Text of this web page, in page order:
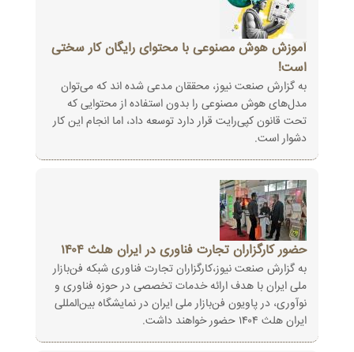
آموزش هوش مصنوعی با محتوای رایگان کار سختی
است!
به گزارش صنعت نیوز، محققان مدعی شده اند که می‌توان
مدل‌های هوش مصنوعی را بدون استفاده از محتوایی که
تحت قانون کپی‌رایت قرار دارد توسعه داد، اما انجام این کار
دشوار است.
حضور کارگزاران تجارت فناوری در ایران هلث ۱۴۰۴
به گزارش صنعت نیوز،کارگزاران تجارت فناوری شبکه فن‌بازار
ملی ایران با هدف ارائه خدمات تخصصی در حوزه فناوری و
نوآوری، در پاویون فن‌بازار ملی ایران در نمایشگاه بین‌المللی
ایران هلث ۱۴۰۴ حضور خواهند داشت.